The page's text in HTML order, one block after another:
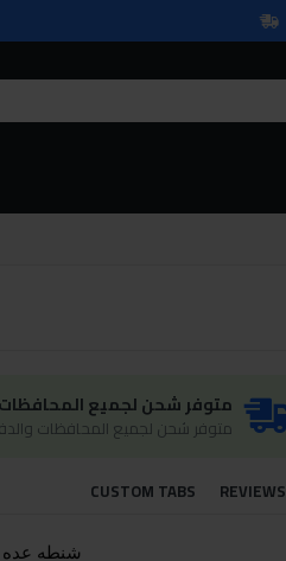
متوفر شحن لجميع المحافظات
متوفر شحن لجميع المحافظات
REVIEWS
CUSTOM TABS
شنطه عده